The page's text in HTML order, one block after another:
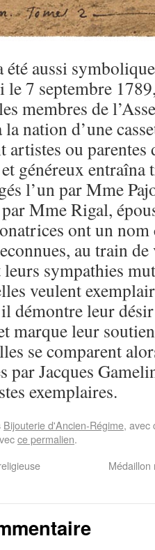
aussi
7 septembre
membres de
nation d’une
ou parentes
généreux
l’un par Mme
Mme Rigal,
ont un nom
au train
sympathies
veulent
démontre leur
marque leur
se comparent
par Jacques
exemplaires.
Bijouterie d'Ancien-Régime, avec
ce permalien.
Médaillon